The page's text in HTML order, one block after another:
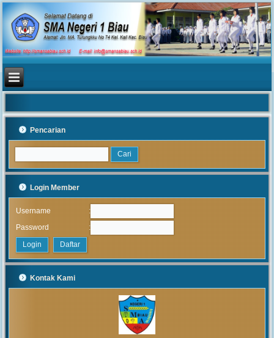
Pencarian
Login Member
Username
:
Password
:
Kontak Kami